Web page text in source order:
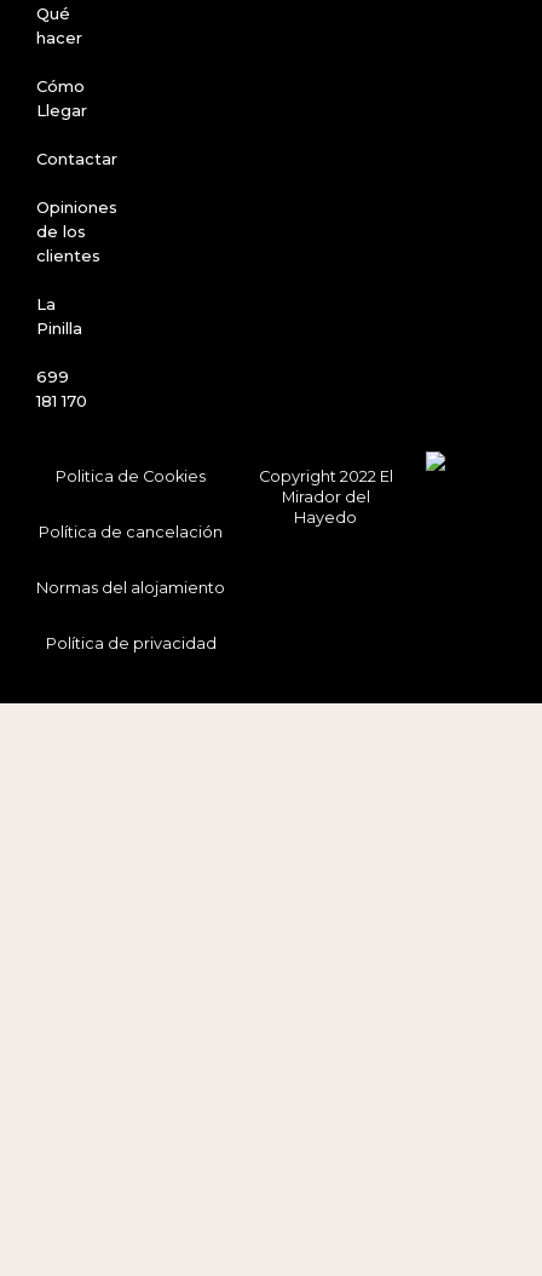
Qué
hacer
Cómo
Llegar
Contactar
Opiniones
de los
clientes
La
Pinilla
699
181 170
Copyright 2022 El
Mirador del
Hayedo
Politica de Cookies
Política de cancelación
Normas del alojamiento
Política de privacidad